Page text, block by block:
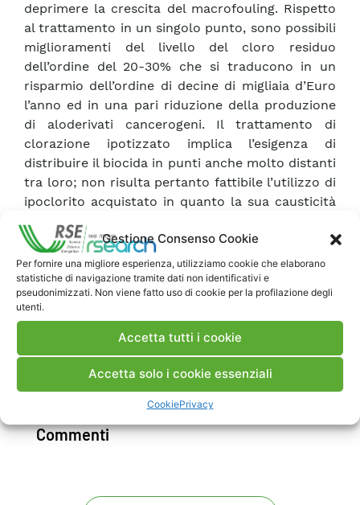
Gestione Consenso Cookie
Per fornire una migliore esperienza, utilizziamo cookie che elaborano
statistiche di navigazione tramite dati non identificativi e
pseudonimizzati. Non viene fatto uso di cookie per la profilazione degli
utenti.
Accetta tutti i cookie
Accetta solo i cookie essenziali
CookiePrivacy
deprimere la crescita del macrofouling. Rispetto
al trattamento in un singolo punto, sono possibili
miglioramenti del livello del cloro residuo
dell’ordine del 20-30% che si traducono in un
risparmio dell’ordine di decine di migliaia d’Euro
l’anno ed in una pari riduzione della produzione
di aloderivati cancerogeni. Il trattamento di
clorazione ipotizzato implica l’esigenza di
distribuire il biocida in punti anche molto distanti
tra loro; non risulta pertanto fattibile l’utilizzo di
ipoclorito acquistato in quanto la sua causticità
e corrosività lo collocano tra le sostanze
pericolose non movimentabili con tubazioni. La
clorazione mirata pertanto esige
l’autoproduzione centralizzata d’ipoclorito
diluito (classificato come non pericoloso), e la
sua distribuzione ai vari punti di dosaggio,
attraverso normali condotte di plastica.
Commenti